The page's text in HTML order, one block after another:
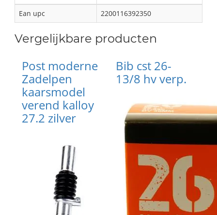
Ean upc
2200116392350
Vergelijkbare producten
Post moderne
Zadelpen
kaarsmodel
verend kalloy
27.2 zilver
Bib cst 26-
13/8 hv verp.